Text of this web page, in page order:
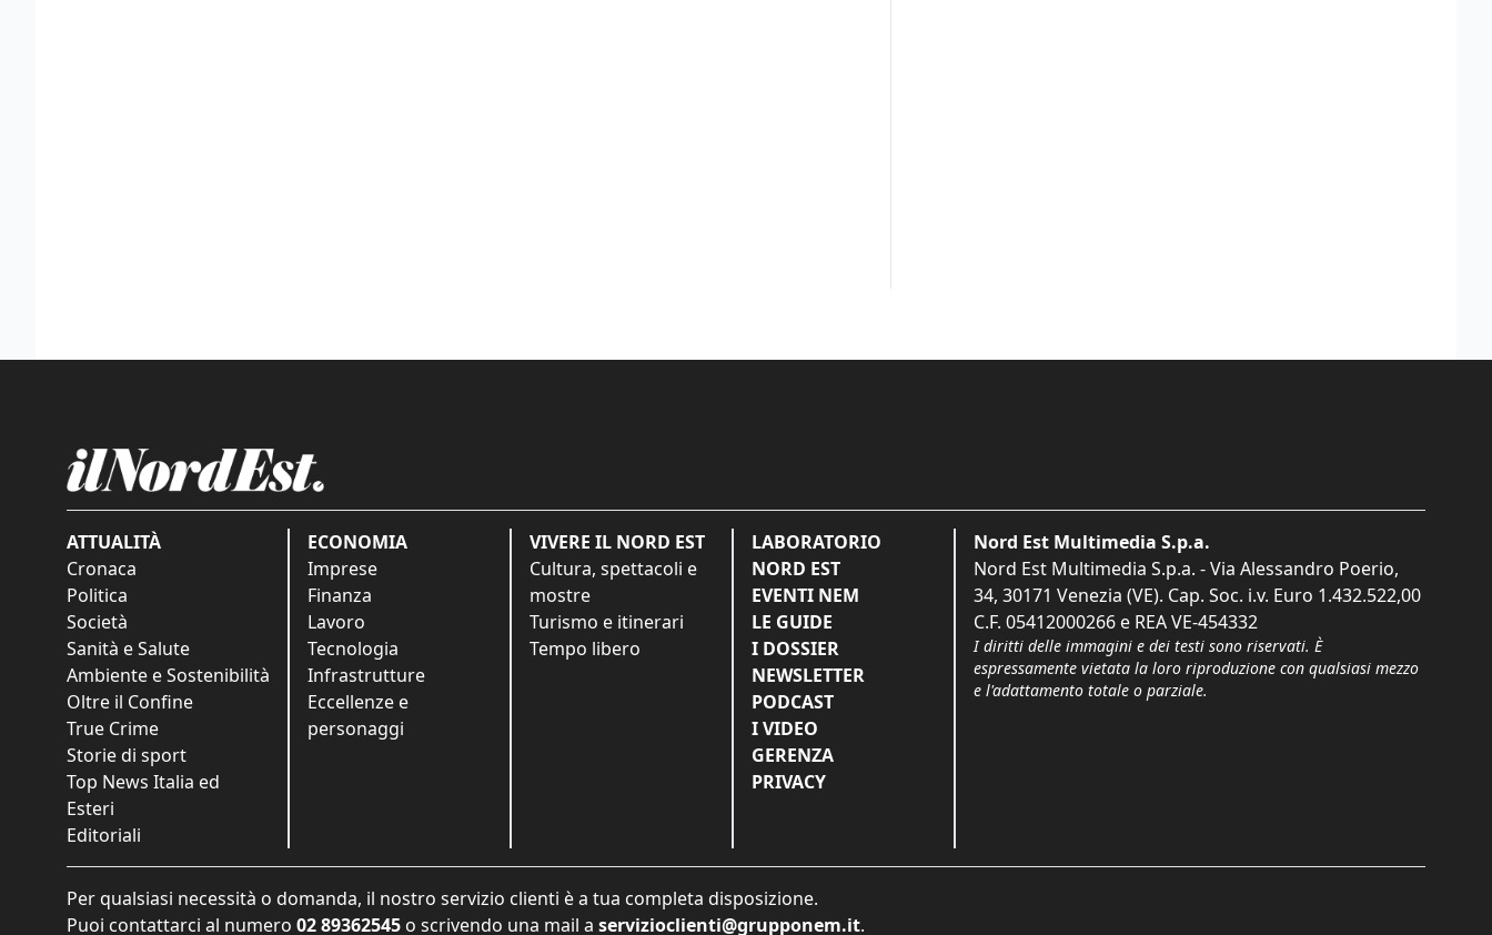
ATTUALITÀ
Cronaca
Politica
Società
Sanità e Salute
Ambiente e Sostenibilità
Oltre il Confine
True Crime
Storie di sport
Top News Italia ed
Esteri
Editoriali
ECONOMIA
Imprese
Finanza
Lavoro
Tecnologia
Infrastrutture
Eccellenze e
personaggi
VIVERE IL NORD EST
Cultura, spettacoli e
mostre
Turismo e itinerari
Tempo libero
LABORATORIO
NORD EST
EVENTI NEM
LE GUIDE
I DOSSIER
NEWSLETTER
PODCAST
I VIDEO
GERENZA
PRIVACY
Nord Est Multimedia S.p.a.
Nord Est Multimedia S.p.a. - Via Alessandro Poerio,
34, 30171 Venezia (VE). Cap. Soc. i.v. Euro 1.432.522,00
C.F. 05412000266 e REA VE-454332
I diritti delle immagini e dei testi sono riservati. È
espressamente vietata la loro riproduzione con qualsiasi mezzo
e l'adattamento totale o parziale.
Per qualsiasi necessità o domanda, il nostro servizio clienti è a tua completa disposizione.
Puoi contattarci al numero 02 89362545 o scrivendo una mail a servizioclienti@grupponem.it.